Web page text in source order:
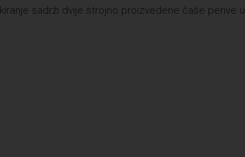
sadrži dvije strojno proizvedene čaše perive u